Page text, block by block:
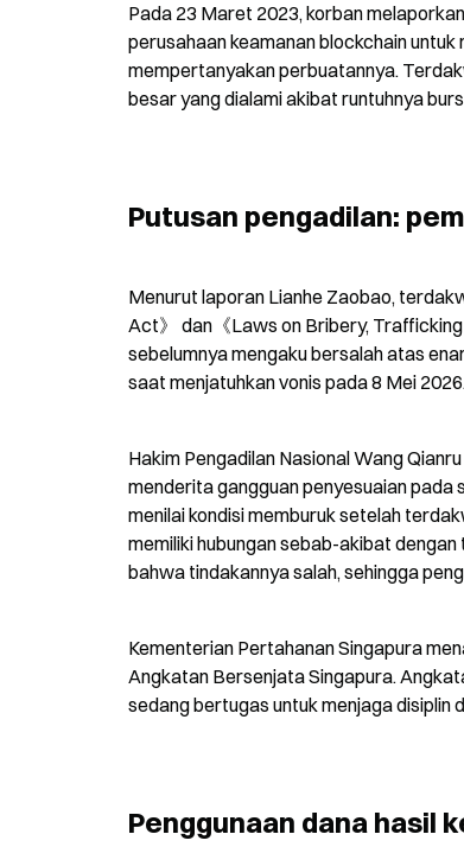
Pada 23 Maret 2023, korban
perusahaan keamanan blockchain
mempertanyakan perbuatannya.
besar yang dialami akibat runtuhnya
Putusan pengadilan:
Menurut laporan Lianhe Zaobao,
Act》 dan《Laws on Bribery,
sebelumnya mengaku bersalah atas
saat menjatuhkan vonis pada 8 Mei
Hakim Pengadilan Nasional Wang
menderita gangguan penyesuaian pada
menilai kondisi memburuk setelah
memiliki hubungan sebab-akibat
bahwa tindakannya salah, sehingga
Kementerian Pertahanan Singapura
Angkatan Bersenjata Singapura.
sedang bertugas untuk menjaga disiplin
Penggunaan dana hasil